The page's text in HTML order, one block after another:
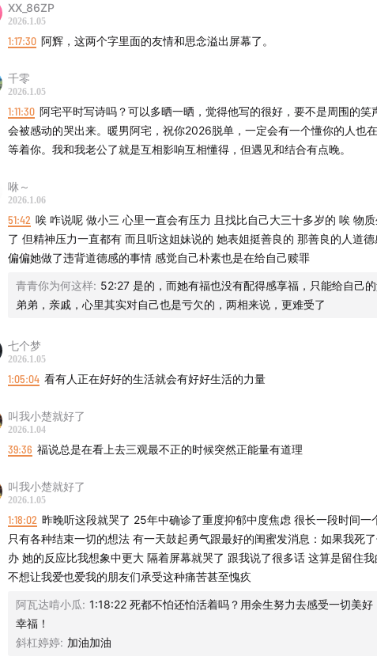
XX_86ZP
2026.1.05
1:17:30 阿辉，这两个字里面的友情和思念溢出屏幕了。
千零
2026.1.05
1:11:30 阿宅平时写诗吗？可以多晒一晒，觉得他写的很好，要不是周围的笑
会被感动的哭出来。暖男阿宅，祝你2026脱单，一定会有一个懂你的人也在
等着你。我和我老公了就是互相影响互相懂得，但遇见和结合有点晚。
咻～
2026.1.06
51:42 唉 咋说呢 做小三 心里一直会有压力 且找比自己大三十多岁的 唉 物
了 但精神压力一直都有 而且听这姐妹说的 她表姐挺善良的 那善良的人道
偏偏她做了违背道德感的事情 感觉自己朴素也是在给自己赎罪
青青你为何这样: 52:27 是的，而她有福也没有配得感享福，只能给自己
弟弟，亲戚，心里其实对自己也是亏欠的，两相来说，更难受了
七个梦
2026.1.05
1:05:04 看有人正在好好的生活就会有好好生活的力量
叫我小楚就好了
2026.1.04
39:36 福说总是在看上去三观最不正的时候突然正能量有道理
叫我小楚就好了
2026.1.05
1:18:02 昨晚听这段就哭了 25年中确诊了重度抑郁中度焦虑 很长一段时间一
只有各种结束一切的想法 有一天鼓起勇气跟最好的闺蜜发消息：如果我死
办 她的反应比我想象中更大 隔着屏幕就哭了 跟我说了很多话 这算是留住
不想让我爱也爱我的朋友们承受这种痛苦甚至愧疚
阿瓦达啃小瓜: 1:18:22 死都不怕还怕活着吗？用余生努力去感受一切美好
幸福！
斜杠婷婷: 加油加油